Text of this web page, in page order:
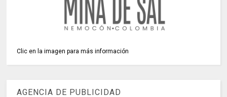
Clic en la imagen para más información
AGENCIA DE PUBLICIDAD